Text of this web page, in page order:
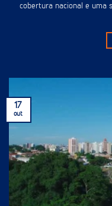
cobertura nacional e uma
17
out